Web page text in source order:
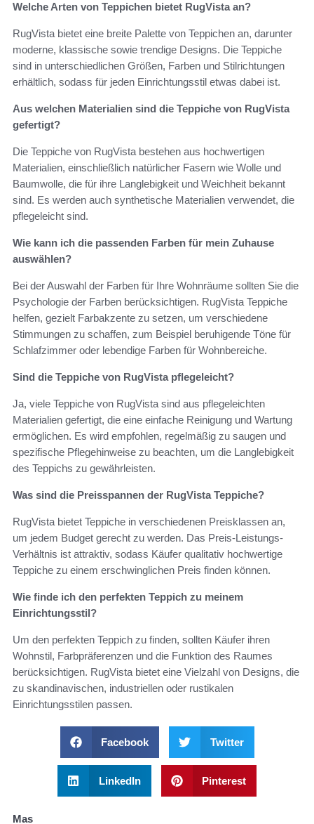
Welche Arten von Teppichen bietet RugVista an?
RugVista bietet eine breite Palette von Teppichen an, darunter
moderne, klassische sowie trendige Designs. Die Teppiche
sind in unterschiedlichen Größen, Farben und Stilrichtungen
erhältlich, sodass für jeden Einrichtungsstil etwas dabei ist.
Aus welchen Materialien sind die Teppiche von RugVista
gefertigt?
Die Teppiche von RugVista bestehen aus hochwertigen
Materialien, einschließlich natürlicher Fasern wie Wolle und
Baumwolle, die für ihre Langlebigkeit und Weichheit bekannt
sind. Es werden auch synthetische Materialien verwendet, die
pflegeleicht sind.
Wie kann ich die passenden Farben für mein Zuhause
auswählen?
Bei der Auswahl der Farben für Ihre Wohnräume sollten Sie die
Psychologie der Farben berücksichtigen. RugVista Teppiche
helfen, gezielt Farbakzente zu setzen, um verschiedene
Stimmungen zu schaffen, zum Beispiel beruhigende Töne für
Schlafzimmer oder lebendige Farben für Wohnbereiche.
Sind die Teppiche von RugVista pflegeleicht?
Ja, viele Teppiche von RugVista sind aus pflegeleichten
Materialien gefertigt, die eine einfache Reinigung und Wartung
ermöglichen. Es wird empfohlen, regelmäßig zu saugen und
spezifische Pflegehinweise zu beachten, um die Langlebigkeit
des Teppichs zu gewährleisten.
Was sind die Preisspannen der RugVista Teppiche?
RugVista bietet Teppiche in verschiedenen Preisklassen an,
um jedem Budget gerecht zu werden. Das Preis-Leistungs-
Verhältnis ist attraktiv, sodass Käufer qualitativ hochwertige
Teppiche zu einem erschwinglichen Preis finden können.
Wie finde ich den perfekten Teppich zu meinem
Einrichtungsstil?
Um den perfekten Teppich zu finden, sollten Käufer ihren
Wohnstil, Farbpräferenzen und die Funktion des Raumes
berücksichtigen. RugVista bietet eine Vielzahl von Designs, die
zu skandinavischen, industriellen oder rustikalen
Einrichtungsstilen passen.
Facebook Twitter
LinkedIn Pinterest
Mas